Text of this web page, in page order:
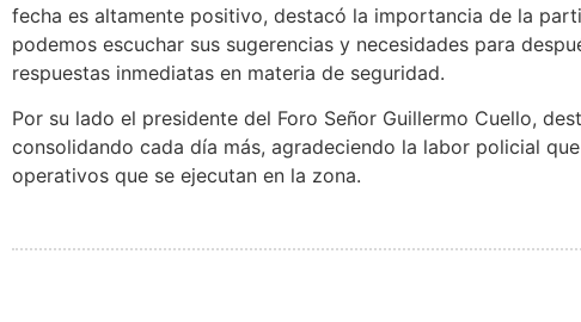
fecha es altamente positivo, destacó la importancia de la
podemos escuchar sus sugerencias y necesidades para
respuestas inmediatas en materia de seguridad.
Por su lado el presidente del Foro Señor Guillermo Cuello,
consolidando cada día más, agradeciendo la labor policial
operativos que se ejecutan en la zona.